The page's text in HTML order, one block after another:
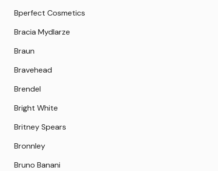
Bperfect Cosmetics
Bracia Mydlarze
Braun
Bravehead
Brendel
Bright White
Britney Spears
Bronnley
Bruno Banani